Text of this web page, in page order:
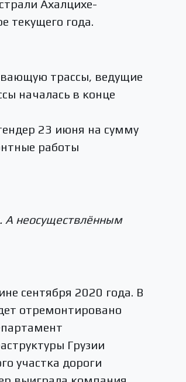
Ахалцихе-
текущего года.
трассы, ведущие
началась в конце
23 июня на сумму
работы
А неосуществлённым
сентября 2020 года. В
отремонтировано
Грузии
участка дороги